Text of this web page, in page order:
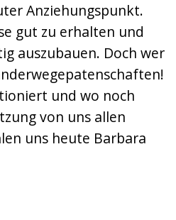
Anziehungspunkt.
gut zu erhalten und
auszubauen. Doch wer
und wo noch
von uns allen
uns heute Barbara